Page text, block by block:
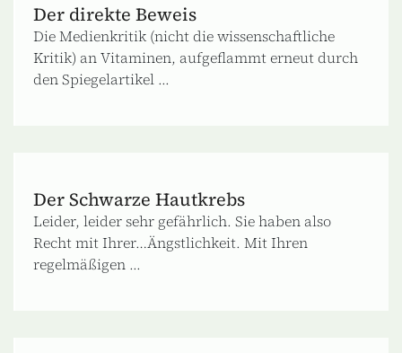
Der direkte Beweis
Die Medienkritik (nicht die wissenschaftliche
Kritik) an Vitaminen, aufgeflammt erneut durch
den Spiegelartikel ...
Der Schwarze Hautkrebs
Leider, leider sehr gefährlich. Sie haben also
Recht mit Ihrer…Ängstlichkeit. Mit Ihren
regelmäßigen ...